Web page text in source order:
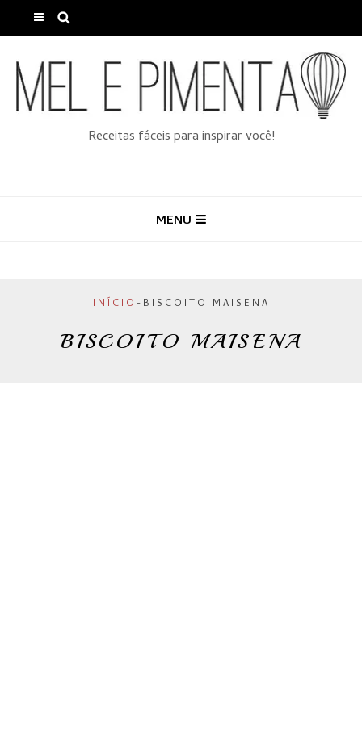
Receitas fáceis para inspirar você!
MENU
INÍCIO - BISCOITO MAISENA
BISCOITO MAISENA